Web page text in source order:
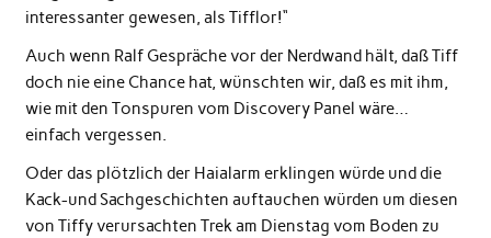
interessanter gewesen, als Tifflor!“
Auch wenn Ralf Gespräche vor der Nerdwand hält, daß Tiff
doch nie eine Chance hat, wünschten wir, daß es mit ihm,
wie mit den Tonspuren vom Discovery Panel wäre…
einfach vergessen.
Oder das plötzlich der Haialarm erklingen würde und die
Kack-und Sachgeschichten auftauchen würden um diesen
von Tiffy verursachten Trek am Dienstag vom Boden zu